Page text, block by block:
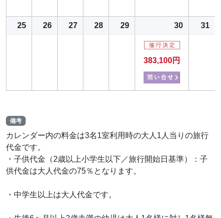
25 26 27 28 29 30
383,100円
31
備考
カレンダー内の料金は3名1室利用時の大人1人当りの旅行
代金です。
・子供代金（2歳以上小学生以下／旅行開始日基準）：子
供代金は大人代金の75％となります。
・中学生以上は大人代金です。